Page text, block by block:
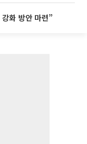
화 방안 마련”